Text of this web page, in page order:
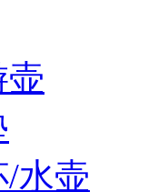
壶
水壶